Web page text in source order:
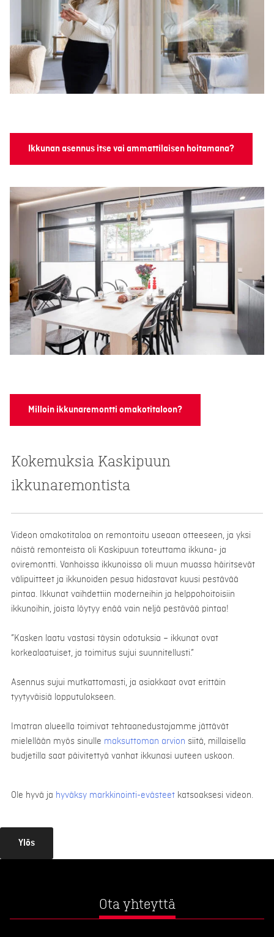
Ikkunan asennus itse vai ammattilaisen hoitamana?
Milloin ikkunaremontti omakotitaloon?
Kokemuksia Kaskipuun
ikkunaremontista
Videon omakotitaloa on remontoitu useaan otteeseen, ja yksi
näistä remonteista oli Kaskipuun toteuttama ikkuna- ja
oviremontti. Vanhoissa ikkunoissa oli muun muassa häiritsevät
välipuitteet ja ikkunoiden pesua hidastavat kuusi pestävää
pintaa. Ikkunat vaihdettiin moderneihin ja helppohoitoisiin
ikkunoihin, joista löytyy enää vain neljä pestävää pintaa!
”Kasken laatu vastasi täysin odotuksia – ikkunat ovat
korkealaatuiset, ja toimitus sujui suunnitellusti.”
Asennus sujui mutkattomasti, ja asiakkaat ovat erittäin
tyytyväisiä lopputulokseen.
Imatran alueella toimivat tehtaanedustajamme jättävät
mielellään myös sinulle maksuttoman arvion siitä, millaisella
budjetilla saat päivitettyä vanhat ikkunasi uuteen uskoon.
Ole hyvä ja hyväksy markkinointi-evästeet katsoaksesi videon.
Ylös
Ota yhteyttä